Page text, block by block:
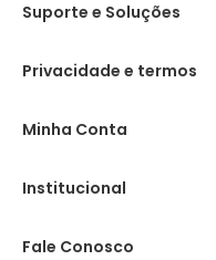
Suporte e Soluções
Privacidade e termos
Minha Conta
Institucional
Fale Conosco